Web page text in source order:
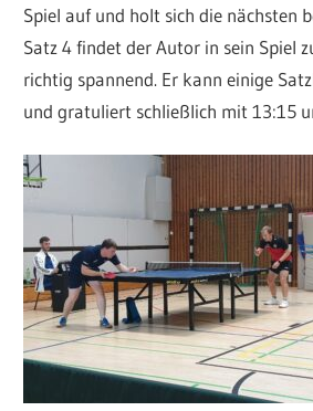
Spiel auf und holt sich die nächsten
Satz 4 findet der Autor in sein Spiel
richtig spannend. Er kann einige
und gratuliert schließlich mit 13:15